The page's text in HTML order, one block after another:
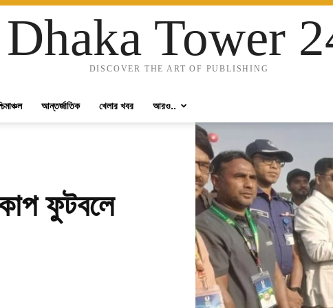
Dhaka Tower
DISCOVER THE ART OF PUBLISHING
আন্তর্জাতিক খেলার খবর আরও..
ফুটবলে